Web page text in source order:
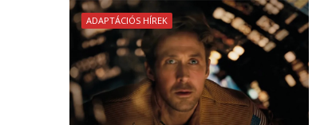
ADAPTÁCIÓS HÍREK